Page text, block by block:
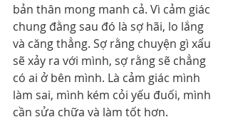
bản thân mong manh cả. Vì cảm giác
chung đằng sau đó là sợ hãi, lo lắng
và căng thẳng. Sợ rằng chuyện gì xấu
sẽ xảy ra với mình, sợ rằng sẽ chẳng
có ai ở bên mình. Là cảm giác mình
làm sai, mình kém cỏi yếu đuối, mình
cần sửa chữa và làm tốt hơn.